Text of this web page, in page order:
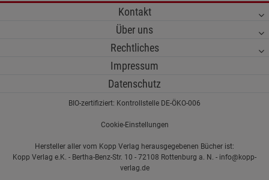
Kontakt
Über uns
Rechtliches
Impressum
Datenschutz
BIO-zertifiziert: Kontrollstelle DE-ÖKO-006
Cookie-Einstellungen
Hersteller aller vom Kopp Verlag herausgegebenen Bücher ist:
Kopp Verlag e.K. - Bertha-Benz-Str. 10 - 72108 Rottenburg a. N. - info@kopp-
verlag.de
Statistik Cookies (2) Statistik Cookies
Beschreibung Statistik Cookies
Cookie-Informationen
Marketing Cookies (3)
Datenschutzerklärung Impressum